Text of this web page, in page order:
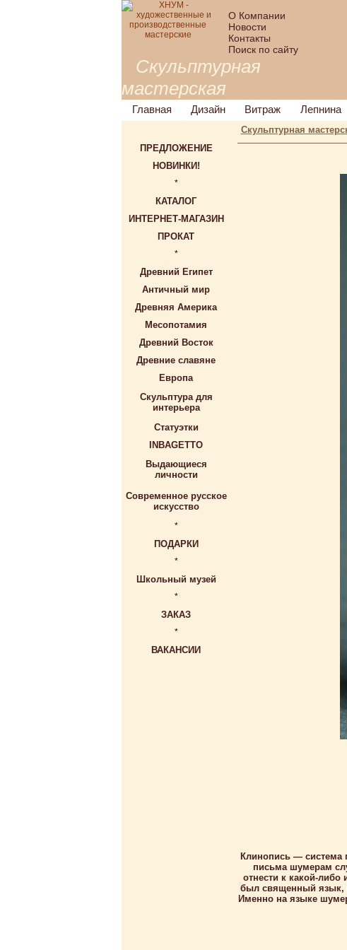
О Компании
Новости
Контакты
Поиск по сайту
Скульптурная
мастерская
Главная Дизайн Витраж Лепнина
Скульптурная
ПРЕДЛОЖЕНИЕ
НОВИНКИ!
*
КАТАЛОГ
ИНТЕРНЕТ-МАГАЗИН
ПРОКАТ
*
Древний Египет
Античный мир
Древняя Америка
Месопотамия
Древний Восток
Древние славяне
Европа
Скульптура для
интерьера
Статуэтки
INBAGETTO
Выдающиеся
личности
Современное русское
искусство
*
ПОДАРКИ
*
Школьный музей
*
ЗАКАЗ
*
ВАКАНСИИ
Клинопись —
письма шумерам
отнести к какой-
был священный язык,
Именно на языке